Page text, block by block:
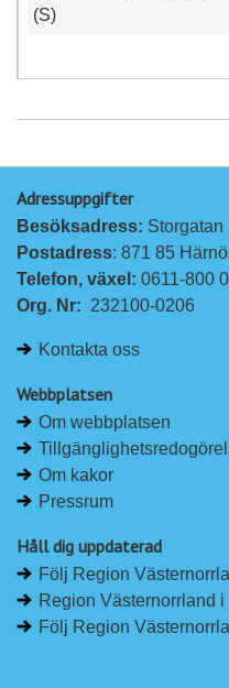
(S)
Adressuppgifter
Besöksadress: Storgatan
Postadress: 871 85
Telefon, växel: 0611-800
Org. Nr: 232100-0206
Kontakta oss
Webbplatsen
Om webbplatsen
Om kakor
Pressrum
Håll dig uppdaterad
Följ Region
Region Västernorrland
Följ Region